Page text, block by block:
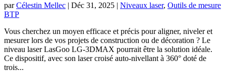
parCélestin Mellec | Déc 31, 2025 | Niveaux laser, Outils de mesure
BTP
Vous cherchez un moyen efficace et précis pour aligner, niveler et
mesurer lors de vos projets de construction ou de décoration ? Le
niveau laser LasGoo LG-3DMAX pourrait être la solution idéale.
Ce dispositif, avec son laser croisé auto-nivellant à 360° doté de
trois...